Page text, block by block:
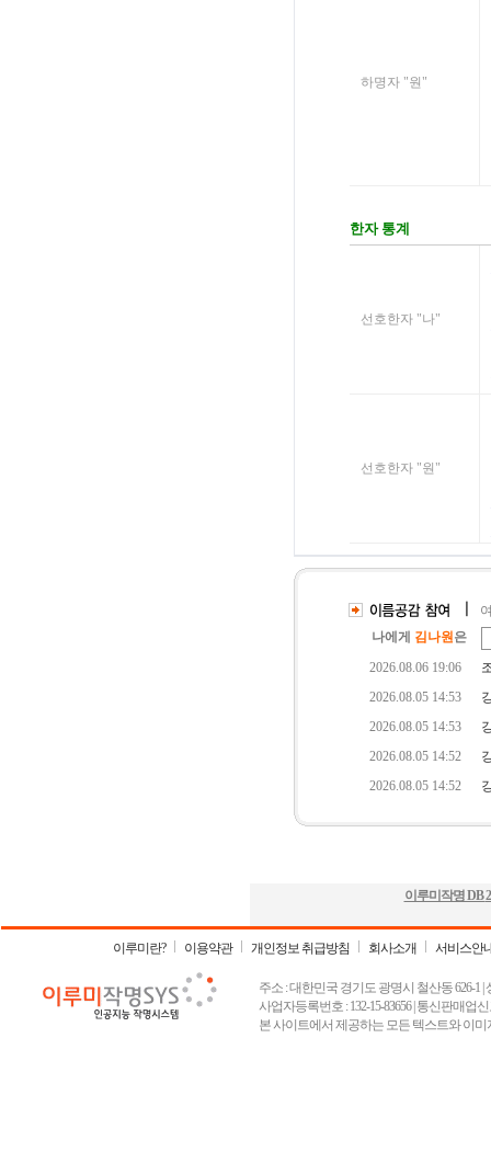
이루미작명 DB
이루미란? 이용약관 개인정보 취급방침 회사소개 서비스안
주소 : 대한민국 경기도 광명시 철산동 626-1 |
사업자등록번호 : 132-15-83656 | 통신판매업
본 사이트에서 제공하는 모든 텍스트와 이